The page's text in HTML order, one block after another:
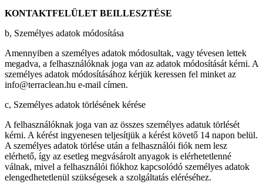
KONTAKTFELÜLET BEILLESZTÉSE
b, Személyes adatok módosítása
Amennyiben a személyes adatok módosultak, vagy tévesen lettek
megadva, a felhasználóknak joga van az adatok módosítását kérni. A
személyes adatok módosításához kérjük keressen fel minket az
info@terraclean.hu e-mail címen.
c, Személyes adatok törlésének kérése
A felhasználóknak joga van az összes személyes adatuk törlését
kérni. A kérést ingyenesen teljesítjük a kérést követő 14 napon belül.
A személyes adatok törlése után a felhasználói fiók nem lesz
elérhető, így az esetleg megvásárolt anyagok is elérhetetlenné
válnak, mivel a felhasználói fiókhoz kapcsolódó személyes adatok
elengedhetetlenül szükségesek a szolgáltatás eléréséhez.